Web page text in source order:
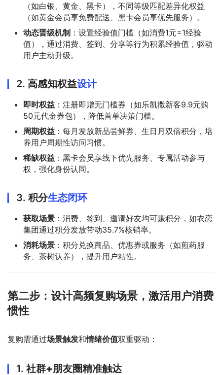
（如白银、黄金、黑卡），不同等级匹配差异化权益
（如黄金会员享免费配送、黑卡会员享优先服务）。
动态晋级机制 ：设置经验值门槛（如消费1元=1经验
值），通过消费、签到、分享等行为积累经验值，驱动
用户主动升级。
2. 高感知权益设计
即时权益 ：注册即赠无门槛券（如乐凯撒新客9.9元购
50元代金券包），降低首单决策门槛。
周期权益 ：每月发放新品尝鲜券、生日月双倍积分，培
养用户周期性访问习惯。
稀缺权益 ：黑卡会员享线下优先服务、专属活动参与
权，强化身份认同。
3. 积分生态闭环
获取场景 ：消费、签到、邀请好友均可赚积分，如衣恋
集团通过积分发放带动35.7%核销率。
消耗场景 ：积分兑换商品、优惠券或服务（如煎药服
务、茶树认养），提升用户粘性。
第二步：设计高频复购场景，激活用户消费
惯性
复购需通过场景触发和情绪价值双重驱动：
1. 社群+朋友圈精准触达